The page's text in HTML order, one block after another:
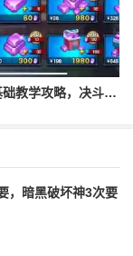
决斗之城基础教学攻略，决斗之城教学攻略2111
，暗黑破坏神3次要